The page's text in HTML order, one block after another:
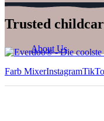
Trusted
About Us
Farb MixerInstagram